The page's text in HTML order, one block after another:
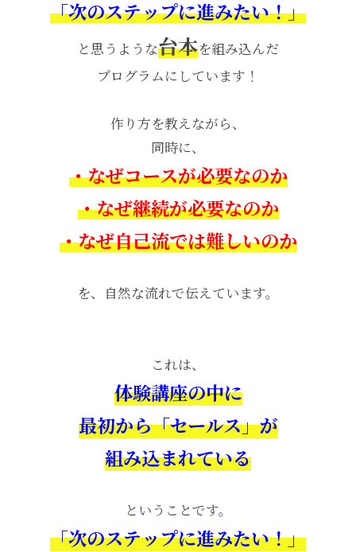
「次のステップに進みたい！」
と思うような台本を組み込んだ
プログラムにしています！
作り方を教えながら、
同時に、
・なぜコースが必要なのか
・なぜ継続が必要なのか
・なぜ自己流では難しいのか
を、自然な流れで伝えています。
これは、
体験講座の中に
最初から「セールス」が
組み込まれている
ということです。
「次のステップに進みたい！」